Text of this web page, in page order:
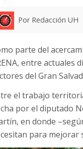
Por Redacción UH
parte del
entre actuales
del Gran
el trabajo
por el diputado
en donde
para mejorar